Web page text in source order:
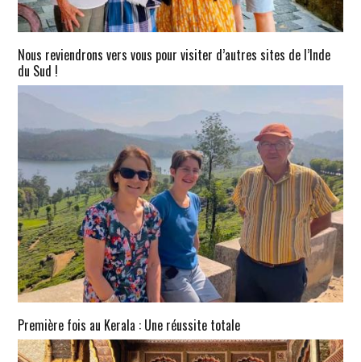
Nous reviendrons vers vous pour visiter d’autres sites de l’Inde
du Sud !
Première fois au Kerala : Une réussite totale